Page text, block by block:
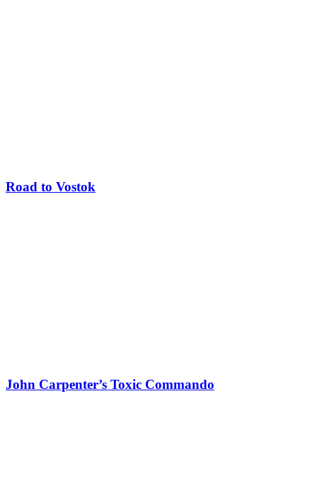
Road to Vostok
John Carpenter’s Toxic Commando